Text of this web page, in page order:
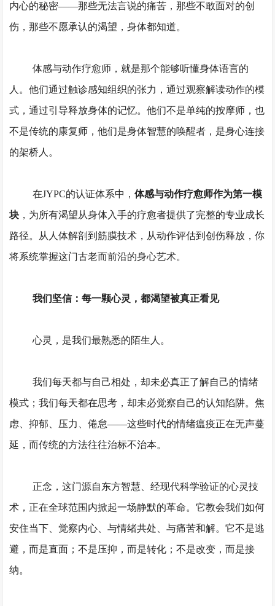
内心的秘密——那些无法言说的痛苦，那些不敢面对的创
伤，那些不愿承认的渴望，身体都知道。
体感与动作疗愈师，就是那个能够听懂身体语言的
人。他们通过触诊感知组织的张力，通过观察解读动作的模
式，通过引导释放身体的记忆。他们不是单纯的按摩师，也
不是传统的康复师，他们是身体智慧的唤醒者，是身心连接
的架桥人。
在JYPC的认证体系中， 体感与动作疗愈师作为第一模
块 ，为所有渴望从身体入手的疗愈者提供了完整的专业成长
路径。从人体解剖到筋膜技术，从动作评估到创伤释放，你
将系统掌握这门古老而前沿的身心艺术。
我们坚信：每一颗心灵，都渴望被真正看见
心灵，是我们最熟悉的陌生人。
我们每天都与自己相处，却未必真正了解自己的情绪
模式；我们每天都在思考，却未必觉察自己的认知陷阱。焦
虑、抑郁、压力、倦怠——这些时代的情绪瘟疫正在无声蔓
延，而传统的方法往往治标不治本。
正念，这门源自东方智慧、经现代科学验证的心灵技
术，正在全球范围内掀起一场静默的革命。它教会我们如何
安住当下、觉察内心、与情绪共处、与痛苦和解。它不是逃
避，而是直面；不是压抑，而是转化；不是改变，而是接
纳。